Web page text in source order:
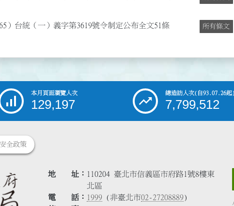
）台統（一）義字第3619號令制定公布全文51條 所有條文
本月頁面瀏覽人次
129,197
總造訪人次(自93.07.26起)
7,799,512
全政策
地 址
110204 臺北市信義區市府路1號8樓東
北區
電 話
1999 (非臺北市02-27208889)